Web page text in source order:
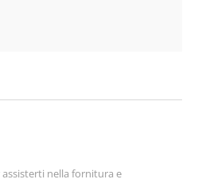
nella fornitura e